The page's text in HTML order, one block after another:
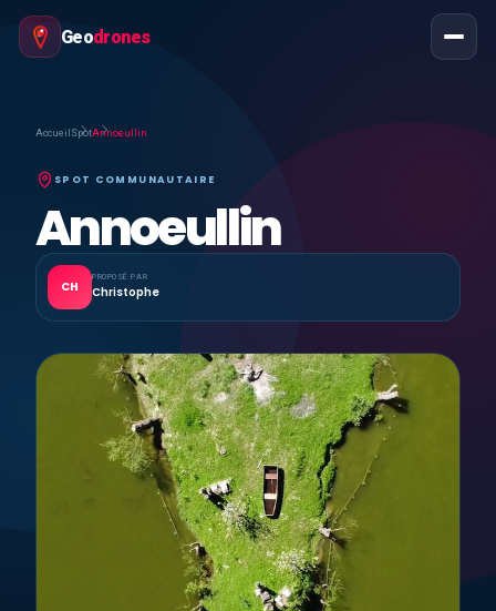
Geodrones
Accueil SpotAnnoeullin
SPOT COMMUNAUTAIRE
Annoeullin
CH
PROPOSÉ PAR
Christophe